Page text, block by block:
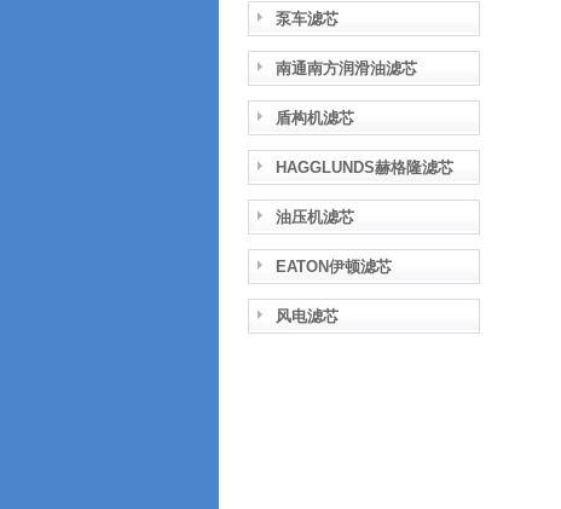
泵车滤芯
南通南方润滑油滤芯
盾构机滤芯
HAGGLUNDS赫格隆滤芯
油压机滤芯
EATON伊顿滤芯
风电滤芯